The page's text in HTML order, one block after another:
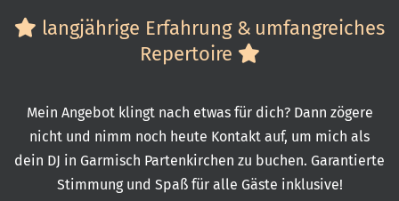
langjährige Erfahrung & umfangreiches
Repertoire
Mein Angebot klingt nach etwas für dich? Dann zögere
nicht und nimm noch heute Kontakt auf, um mich als
dein DJ in Garmisch Partenkirchen zu buchen. Garantierte
Stimmung und Spaß für alle Gäste inklusive!